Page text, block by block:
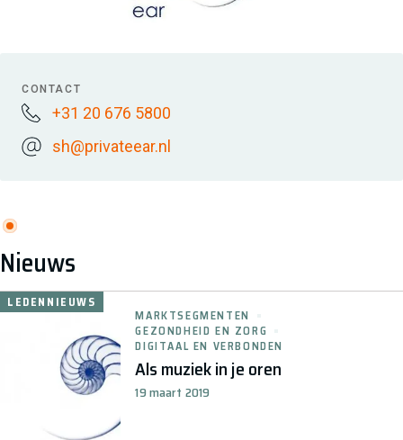
CONTACT
+31 20 676 5800
sh@privateear.nl
Nieuws
Als muziek in je oren
19 maart 2019
MARKTSEGMENTEN
GEZONDHEID EN ZORG
DIGITAAL EN VERBONDEN
LEDENNIEUWS